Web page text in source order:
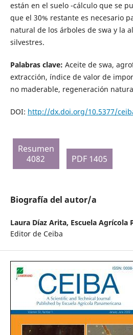
están en el suelo -cálculo que se
que el 30% restante es necesario
natural de los árboles de swa y la
silvestres.
Palabras clave: Aceite de swa,
extracción, índice de valor de
no maderable, regeneración
DOI: http://dx.doi.org/10.5377/
Resumen
4082
PDF 1405
Biografía del autor/a
Laura Díaz Arita, Escuela Agrícola
Editor de Ceiba